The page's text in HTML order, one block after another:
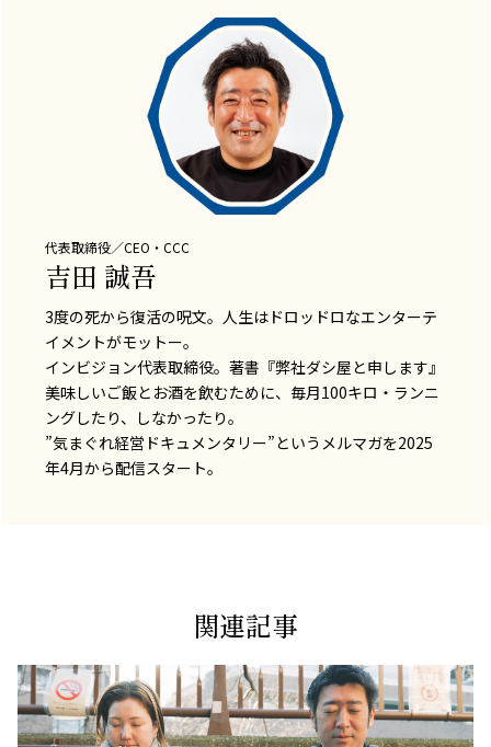
代表取締役／CEO・CCC
吉田 誠吾
3度の死から復活の呪文。人生はドロッドロなエンターテ
イメントがモットー。
インビジョン代表取締役。著書『弊社ダシ屋と申します』
美味しいご飯とお酒を飲むために、毎月100キロ・ランニ
ングしたり、しなかったり。
”気まぐれ経営ドキュメンタリー”というメルマガを2025
年4月から配信スタート。
関連記事